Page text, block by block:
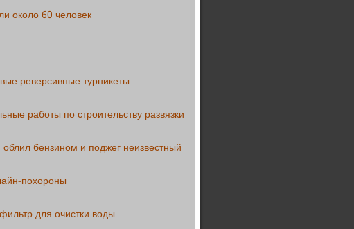
около 60 человек
реверсивные турникеты
работы по строительству развязки
бензином и поджег неизвестный
похороны
для очистки воды